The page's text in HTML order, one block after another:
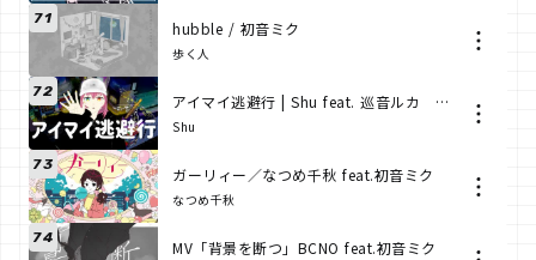
71 hubble / 初音ミク
歩く人
72 アイマイ逃避行 | Shu feat. 巡音ルカ 【ボカロオリジナル曲】
Shu
73 ガーリィー／なつめ千秋 feat.初音ミク
なつめ千秋
74 MV「背景を断つ」BCNO feat.初音ミク